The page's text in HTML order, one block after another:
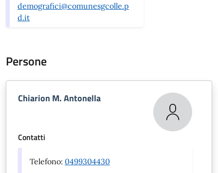
demografici@comunesgcolle.p
d.it
Persone
Chiarion M. Antonella
Contatti
Telefono: 0499304430